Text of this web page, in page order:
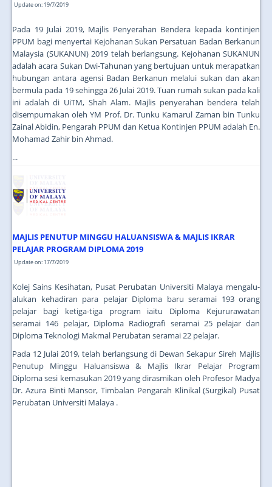
Update on: 19/7/2019
Pada 19 Julai 2019, Majlis Penyerahan Bendera kepada kontinjen
PPUM bagi menyertai Kejohanan Sukan Persatuan Badan Berkanun
Malaysia (SUKANUN) 2019 telah berlangsung. Kejohanan SUKANUN
adalah acara Sukan Dwi-Tahunan yang bertujuan untuk merapatkan
hubungan antara agensi Badan Berkanun melalui sukan dan akan
bermula pada 19 sehingga 26 Julai 2019. Tuan rumah sukan pada kali
ini adalah di UiTM, Shah Alam. Majlis penyerahan bendera telah
disempurnakan oleh YM Prof. Dr. Tunku Kamarul Zaman bin Tunku
Zainal Abidin, Pengarah PPUM dan Ketua Kontinjen PPUM adalah En.
Mohamad Zahir bin Ahmad.
...
MAJLIS PENUTUP MINGGU HALUANSISWA & MAJLIS IKRAR
PELAJAR PROGRAM DIPLOMA 2019
Update on: 17/7/2019
Kolej Sains Kesihatan, Pusat Perubatan Universiti Malaya mengalu-
alukan kehadiran para pelajar Diploma baru seramai 193 orang
pelajar bagi ketiga-tiga program iaitu Diploma Kejururawatan
seramai 146 pelajar, Diploma Radiografi seramai 25 pelajar dan
Diploma Teknologi Makmal Perubatan seramai 22 pelajar.
Pada 12 Julai 2019, telah berlangsung di Dewan Sekapur Sireh Majlis
Penutup Minggu Haluansiswa & Majlis Ikrar Pelajar Program
Diploma sesi kemasukan 2019 yang dirasmikan oleh Profesor Madya
Dr. Azura Binti Mansor, Timbalan Pengarah Klinikal (Surgikal) Pusat
Perubatan Universiti Malaya .